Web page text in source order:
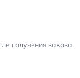
получения заказа.